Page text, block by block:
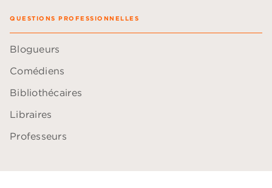
QUESTIONS PROFESSIONNELLES
Blogueurs
Comédiens
Bibliothécaires
Libraires
Professeurs